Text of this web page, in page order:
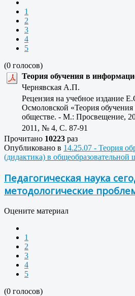
1
2
3
4
5
(0 голосов)
Теория обучения в
Чернявская А.П.
Рецензия на учебное издание
Осмоловской «Теория
обществе. - М.: Просвещение,
2011, № 4, C. 87-91
Прочитано 10223 раз
Опубликовано в 14.25.07 - Теория
(дидактика) в общеобразовательной
Педагогическая наука
методологические
Оцените материал
1
2
3
4
5
(0 голосов)